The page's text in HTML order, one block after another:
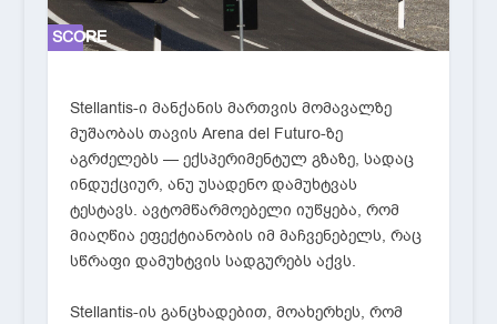
SCORE
SCORE
Stellantis-ი მანქანის მართვის მომავალზე
მუშაობას თავის Arena del Futuro-ზე
აგრძელებს — ექსპერიმენტულ გზაზე, სადაც
ინდუქციურ, ანუ უსადენო დამუხტვას
ტესტავს. ავტომწარმოებელი იუწყება, რომ
მიაღწია ეფექტიანობის იმ მაჩვენებელს, რაც
სწრაფი დამუხტვის სადგურებს აქვს.
Stellantis-ის განცხადებით, მოახერხეს, რომ